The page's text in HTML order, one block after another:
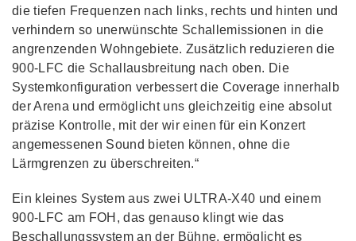
die tiefen Frequenzen nach links, rechts und hinten und
verhindern so unerwünschte Schallemissionen in die
angrenzenden Wohngebiete. Zusätzlich reduzieren die
900-LFC die Schallausbreitung nach oben. Die
Systemkonfiguration verbessert die Coverage innerhalb
der Arena und ermöglicht uns gleichzeitig eine absolut
präzise Kontrolle, mit der wir einen für ein Konzert
angemessenen Sound bieten können, ohne die
Lärmgrenzen zu überschreiten.“
Ein kleines System aus zwei ULTRA-X40 und einem
900-LFC am FOH, das genauso klingt wie das
Beschallungssystem an der Bühne, ermöglicht es